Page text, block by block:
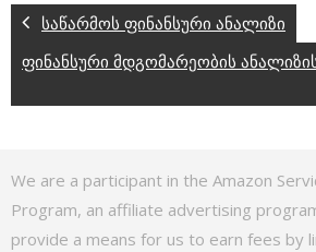
საწარმოს ფინანსური ანალიზი
ფინანსური მდგომარეობის
We are a participant in the Amazon
Program, an affiliate advertising
provide a means for us to earn fees by